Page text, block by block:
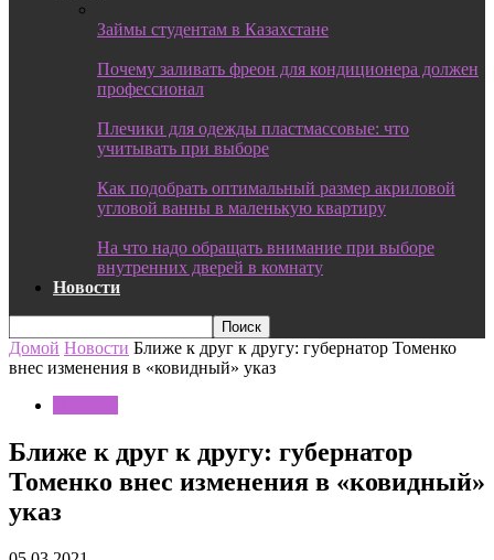
Займы студентам в Казахстане
Почему заливать фреон для кондиционера должен
профессионал
Плечики для одежды пластмассовые: что
учитывать при выборе
Как подобрать оптимальный размер акриловой
угловой ванны в маленькую квартиру
На что надо обращать внимание при выборе
внутренних дверей в комнату
Новости
Домой Новости Ближе к друг к другу: губернатор Томенко
внес изменения в «ковидный» указ
Ближе к друг к другу: губернатор
Томенко внес изменения в «ковидный»
указ